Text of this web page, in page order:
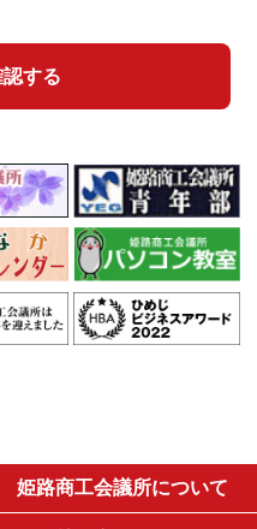
する
姫路商工会議所について